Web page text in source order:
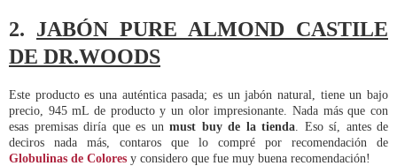
2. JABÓN PURE ALMOND CASTILE
DE DR.WOODS
Este producto es una auténtica pasada; es un jabón natural, tiene un bajo
precio, 945 mL de producto y un olor impresionante. Nada más que con
esas premisas diría que es un must buy de la tienda . Eso sí, antes de
deciros nada más, contaros que lo compré por recomendación de
Globulinas de Colores y considero que fue muy buena recomendación!